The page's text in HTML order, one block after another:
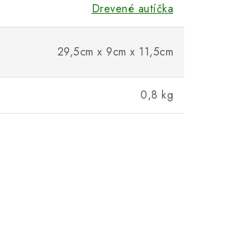
Drevené autíčka
29,5cm x 9cm x 11,5cm
0,8 kg